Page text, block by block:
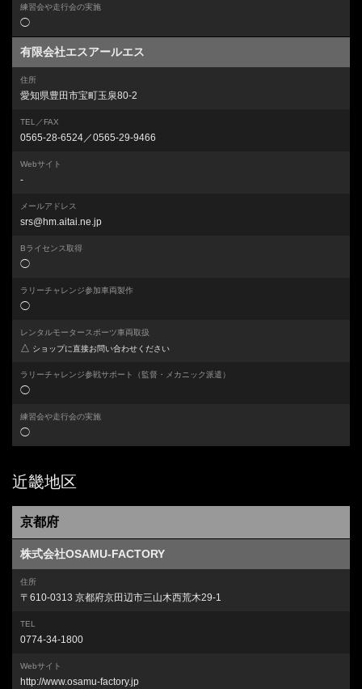
練習会や走行会の実施
◯
有限会社エスアールエス
住所
愛知県豊田市宝町玉泉80-2
TEL／FAX
0565-28-6524／0565-29-9466
Webサイト
-
メールアドレス
srs@hm.aitai.ne.jp
Bライセンス取得
◯
ラリーチャレンジ参加車両製作
◯
レンタルモータースポーツ車両取扱
△ ショップに直接お問い合わせください
ラリーチャレンジ参戦サポート （監督・メカニック派遣）
◯
練習会や走行会の実施
◯
近畿地区
京都府
株式会社OSAMU-FACTORY
住所
〒610-0313 京都府京田辺市三山木西荒木29-1
TEL
0774-34-1800
Webサイト
http://www.osamu-factory.jp